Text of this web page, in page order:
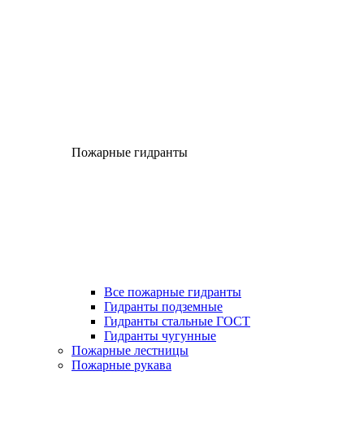
Пожарные гидранты
Все пожарные гидранты
Гидранты подземные
Гидранты стальные ГОСТ
Гидранты чугунные
Пожарные лестницы
Пожарные рукава